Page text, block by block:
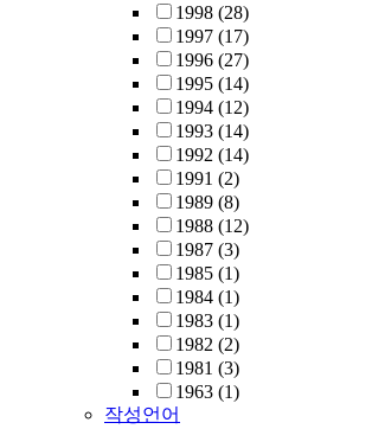
1998 (28)
1997 (17)
1996 (27)
1995 (14)
1994 (12)
1993 (14)
1992 (14)
1991 (2)
1989 (8)
1988 (12)
1987 (3)
1985 (1)
1984 (1)
1983 (1)
1982 (2)
1981 (3)
1963 (1)
작성언어